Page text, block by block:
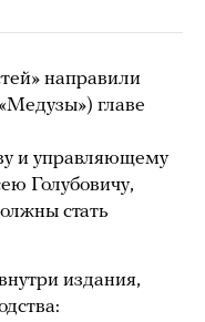
направили
главе
и управляющему
Голубовичу,
стать
издания,